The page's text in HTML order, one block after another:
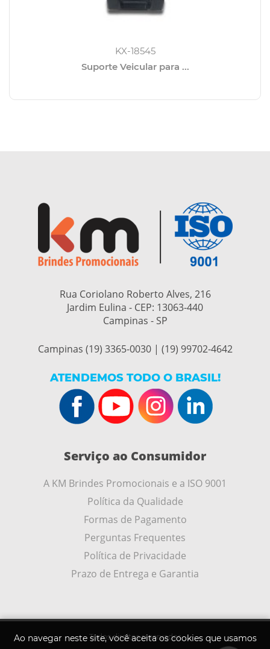
KX-18545
Suporte Veicular para ...
Ao navegar neste site, você aceita os cookies que usamos
Rua Coriolano Roberto Alves, 216
Jardim Eulina - CEP: 13063-440
Campinas - SP
Campinas (19) 3365-0030 | (19) 99702-4642
ATENDEMOS TODO O BRASIL!
Serviço ao Consumidor
A KM Brindes Promocionais e a ISO 9001
Política da Qualidade
Formas de Pagamento
Perguntas Frequentes
Política de Privacidade
Prazo de Entrega e Garantia
Todos direitos reservados